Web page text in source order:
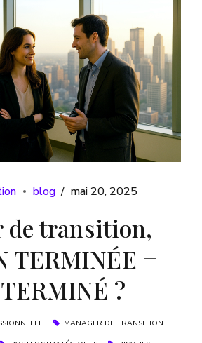
blog mai 20, 2025
de transition,
TERMINÉE =
?
MANAGER DE TRANSITION